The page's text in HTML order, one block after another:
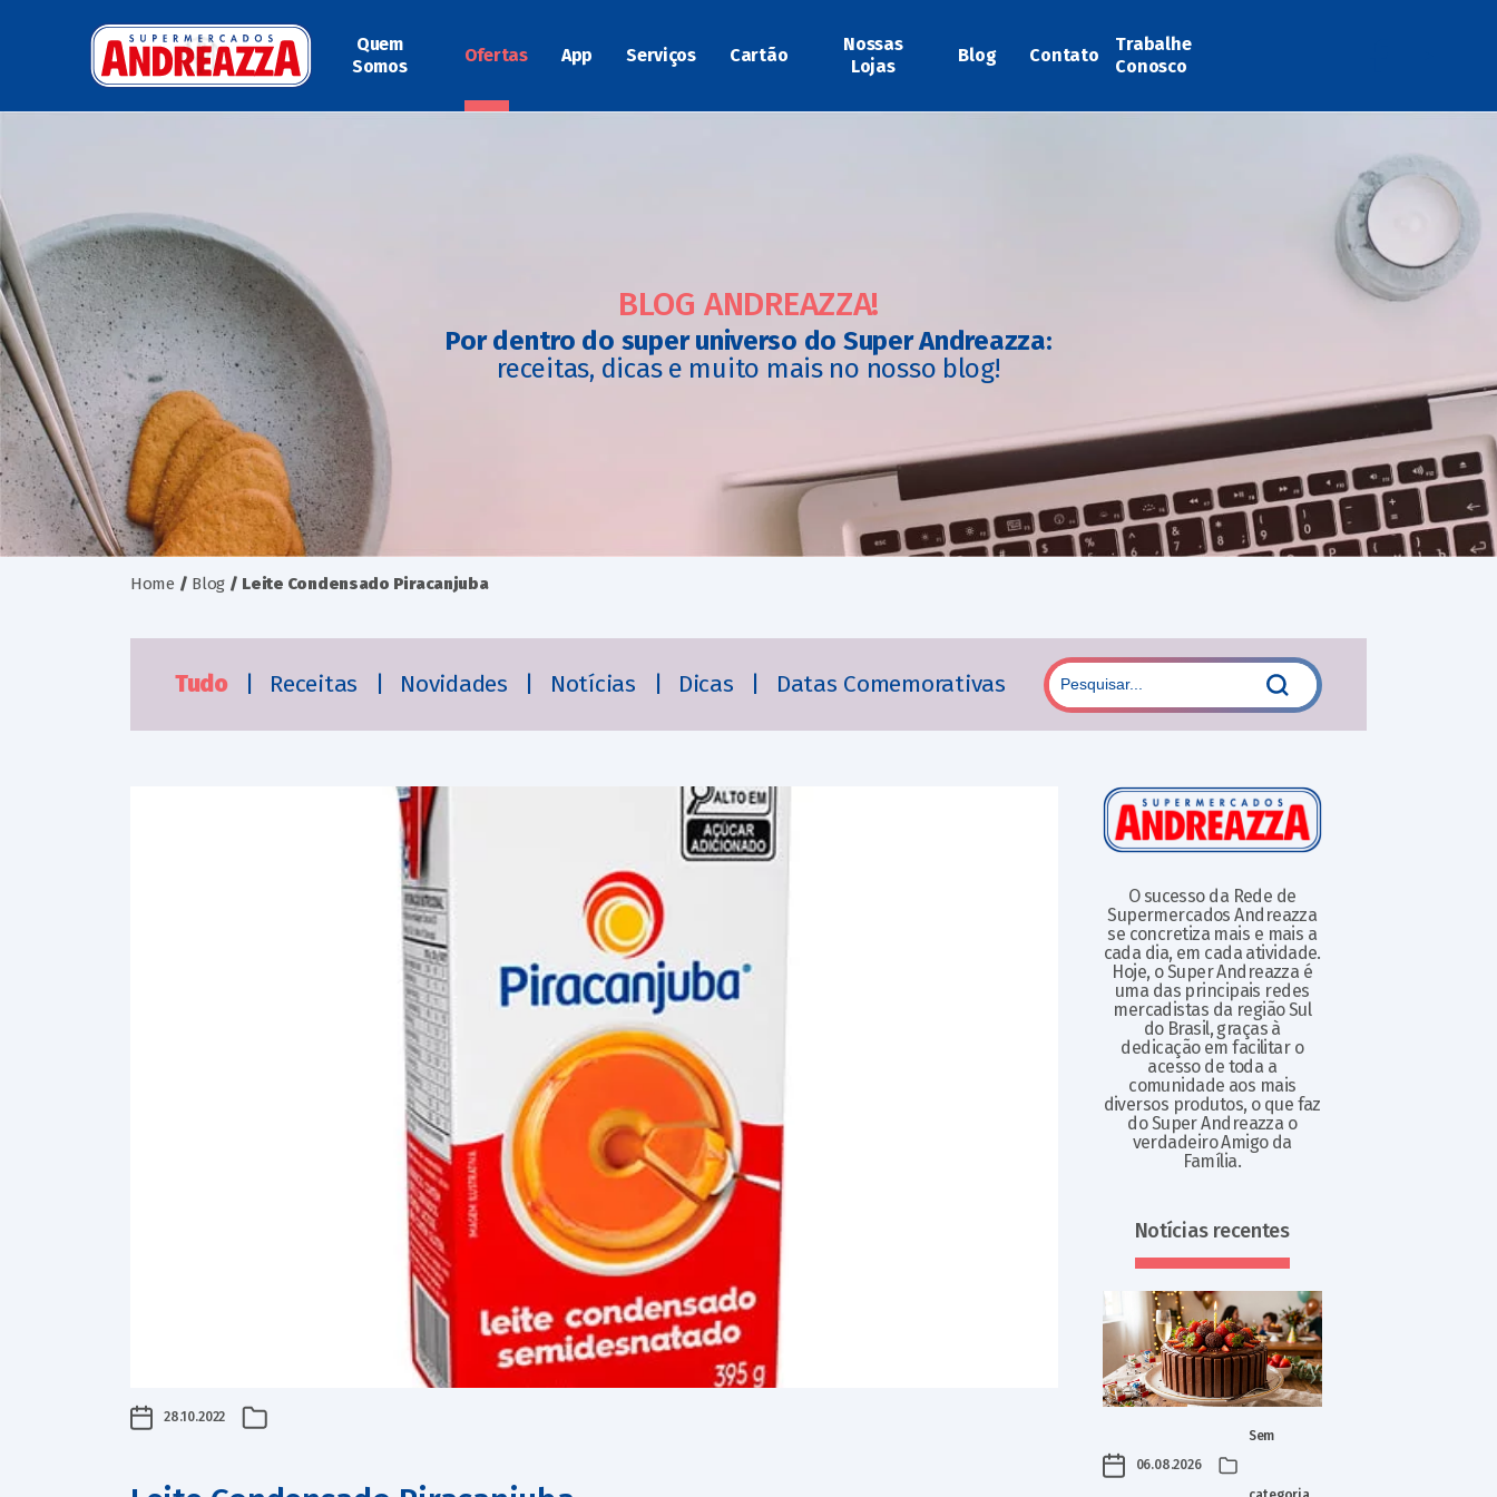
Quem
Somos
Ofertas App Serviços Cartão
Nossas
Lojas
Blog Contato
Trabalhe
Conosco
BLOG ANDREAZZA!
Por dentro do super universo do Super Andreazza:
receitas, dicas e muito mais no nosso blog!
Home / Blog / Leite Condensado Piracanjuba
Tudo | Receitas | Novidades | Notícias | Dicas | Datas Comemorativas
28.10.2022
O sucesso da Rede de
Supermercados Andreazza
se concretiza mais e mais a
cada dia, em cada atividade.
Hoje, o Super Andreazza é
uma das principais redes
mercadistas da região Sul
do Brasil, graças à
dedicação em facilitar o
acesso de toda a
comunidade aos mais
diversos produtos, o que faz
do Super Andreazza o
verdadeiro Amigo da
Família.
Notícias recentes
06.08.2026
Sem